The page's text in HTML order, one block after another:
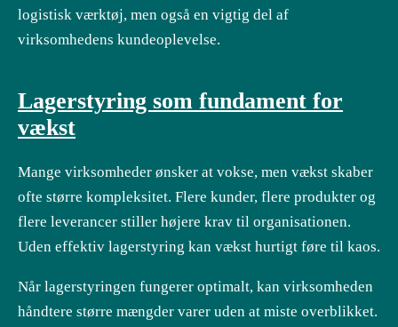
logistisk værktøj, men også en vigtig del af
virksomhedens kundeoplevelse.
Lagerstyring som fundament for
vækst
Mange virksomheder ønsker at vokse, men vækst skaber
ofte større kompleksitet. Flere kunder, flere produkter og
flere leverancer stiller højere krav til organisationen.
Uden effektiv lagerstyring kan vækst hurtigt føre til kaos.
Når lagerstyringen fungerer optimalt, kan virksomheden
håndtere større mængder varer uden at miste overblikket.